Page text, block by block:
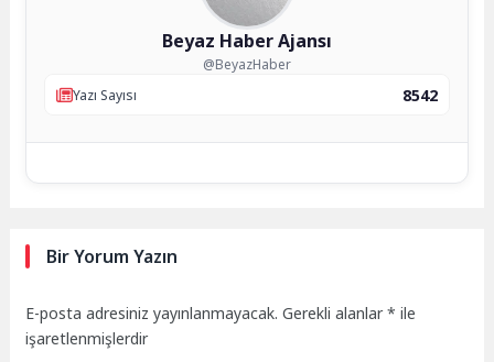
Beyaz Haber Ajansı
@BeyazHaber
Yazı Sayısı
8542
Bir Yorum Yazın
E-posta adresiniz yayınlanmayacak. Gerekli alanlar* ile
işaretlenmişlerdir